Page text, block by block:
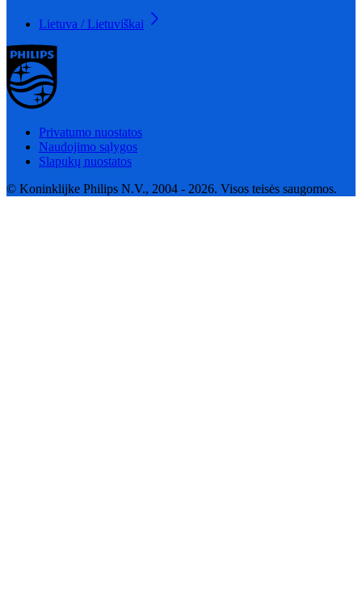
Lietuva / Lietuviškai
Privatumo nuostatos
Naudojimo sąlygos
Slapukų nuostatos
© Koninklijke Philips N.V., 2004 - 2026. Visos teisės saugomos.